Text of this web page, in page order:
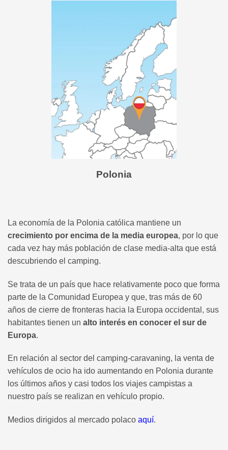
Polonia
La economía de la Polonia católica mantiene un
crecimiento por encima de la media europea, por lo que
cada vez hay más población de clase media-alta que está
descubriendo el camping.
Se trata de un país que hace relativamente poco que forma
parte de la Comunidad Europea y que, tras más de 60
años de cierre de fronteras hacia la Europa occidental, sus
habitantes tienen un alto interés en conocer el sur de
Europa.
En relación al sector del camping-caravaning, la venta de
vehículos de ocio ha ido aumentando en Polonia durante
los últimos años y casi todos los viajes campistas a
nuestro país se realizan en vehículo propio.
Medios dirigidos al mercado polaco aquí.